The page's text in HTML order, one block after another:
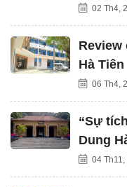
02 Th4,
Review
Hà Tiên
06 Th4,
“Sự
Dung
04 Th11,